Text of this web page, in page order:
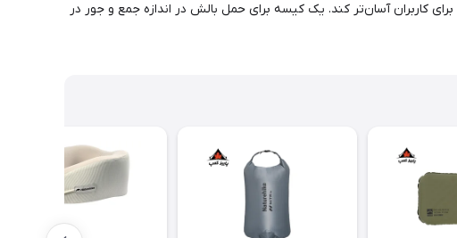
کاربران آسان‌تر کند. یک کیسه برای حمل بالش در اندازه جمع و جور در